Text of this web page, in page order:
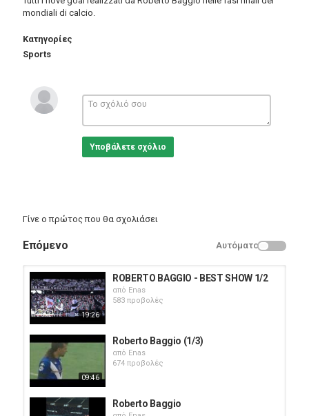
mondiali di calcio.
Κατηγορίες
Sports
Υποβάλετε σχόλιο
Γίνε ο πρώτος που θα σχολιάσει
Επόμενο Αυτόματο
19:26
ROBERTO BAGGIO - BEST SHOW 1/2
από Enas
583 προβολές
09:46
Roberto Baggio (1/3)
από Enas
674 προβολές
Roberto Baggio